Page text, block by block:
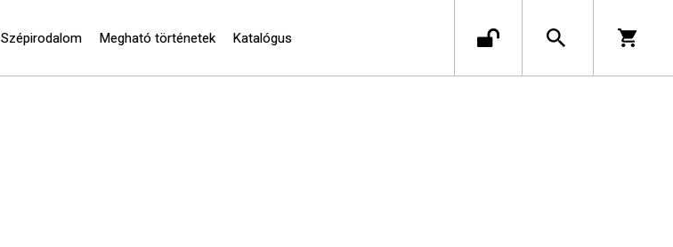
Szépirodalom Megható történetek Katalógus